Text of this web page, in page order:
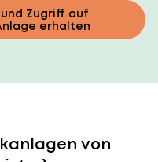
Zugriff auf
erhalten
von